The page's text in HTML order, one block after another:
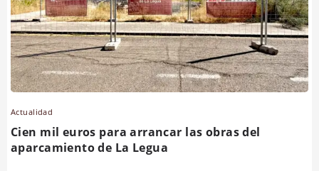
Actualidad
Cien mil euros para arrancar las obras del
aparcamiento de La Legua